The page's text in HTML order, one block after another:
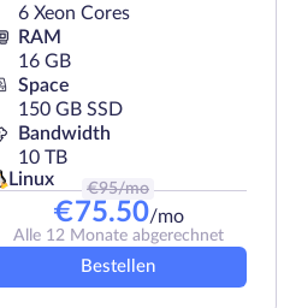
6 Xeon Cores
RAM
16 GB
Space
150 GB SSD
Bandwidth
10 TB
Linux
€95/mo
€75.50/mo
Alle 12 Monate abgerechnet
Bestellen